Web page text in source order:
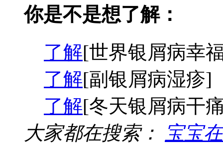
你是不是想了解：
了解[世界银屑病幸
了解[副银屑病湿疹]
了解[冬天银屑病干
大家都在搜索：
宝宝